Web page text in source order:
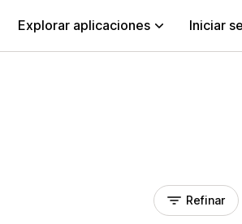
Explorar aplicaciones Iniciar
Refinar